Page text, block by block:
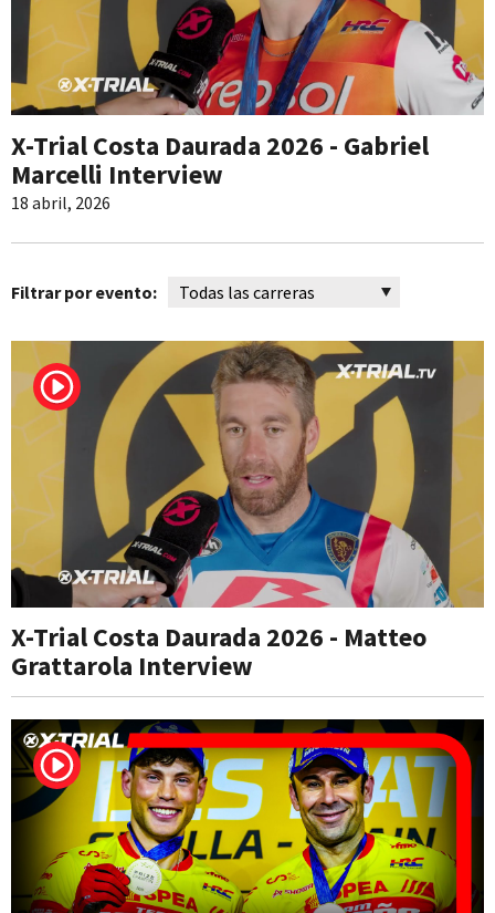
X-Trial Costa Daurada 2026 - Gabriel
Marcelli Interview
18 abril, 2026
Filtrar por evento:
X-Trial Costa Daurada 2026 - Matteo
Grattarola Interview